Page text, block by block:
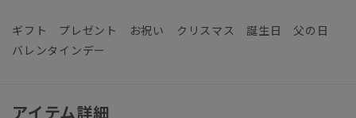
ギフト プレゼント お祝い クリスマス 誕生日 父の日
バレンタインデー
アイテム詳細